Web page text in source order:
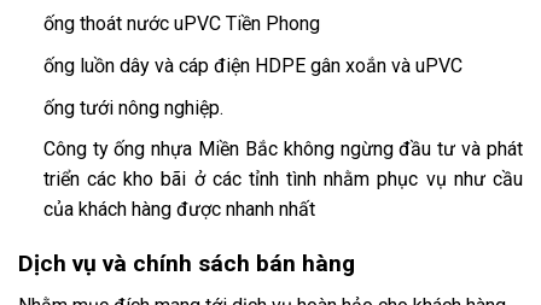
ống thoát nước uPVC Tiền Phong
ống luồn dây và cáp điện HDPE gân xoắn và uPVC
ống tưới nông nghiệp.
Công ty ống nhựa Miền Bắc không ngừng đầu tư và phát
triển các kho bãi ở các tỉnh tình nhằm phục vụ như cầu
của khách hàng được nhanh nhất
Dịch vụ và chính sách bán hàng